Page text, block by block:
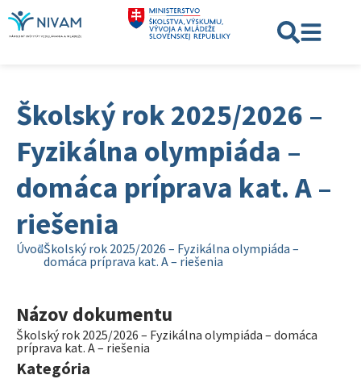
Školský rok 2025/2026 –
Fyzikálna olympiáda –
domáca príprava kat. A –
riešenia
ÚvodŠkolský rok 2025/2026 – Fyzikálna olympiáda –
domáca príprava kat. A – riešenia
Názov dokumentu
Školský rok 2025/2026 – Fyzikálna olympiáda – domáca
príprava kat. A – riešenia
Kategória